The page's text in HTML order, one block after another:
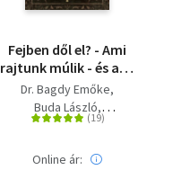
Fejben dől el? - Ami
rajtunk múlik - és ami
nem
Dr. Bagdy Emőke
Buda László
Kádár Annamária
Online ár: